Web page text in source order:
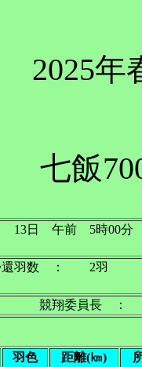
2025年
七飯
13日 午前 5
羽数 ： 2羽
翔委員長 ：
羽色 距離(㎞)